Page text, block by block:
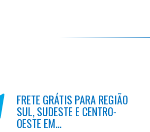
FRETE GRÁTIS PARA REGIÃO
SUL, SUDESTE E CENTRO-
OESTE EM...